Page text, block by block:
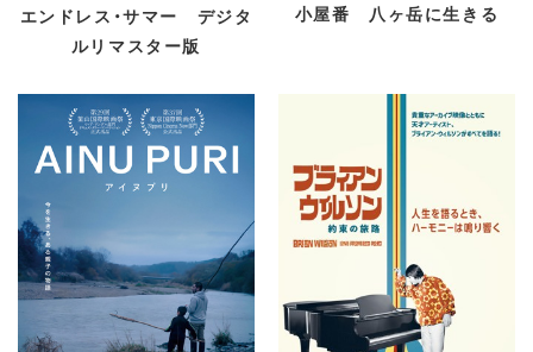
エンドレス・サマー デジタ
ルリマスター版
小屋番 八ヶ岳に生きる